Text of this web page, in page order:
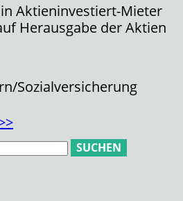
Aktieninvestiert-Mieter
Herausgabe der Aktien
Sozialversicherung